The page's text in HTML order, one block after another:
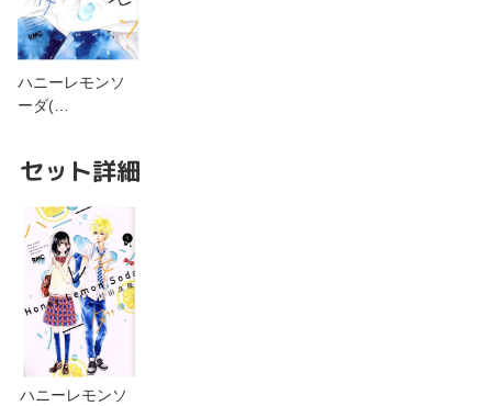
ハニーレモンソ
ーダ(…
セット詳細
ハニーレモンソ